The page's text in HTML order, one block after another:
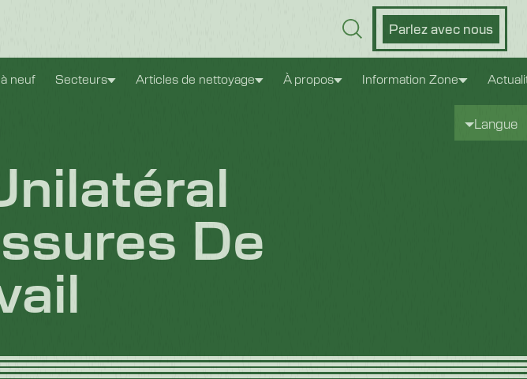
Parlez avec nous
neuf Secteurs Articles de nettoyage À propos Information Zone
Langue
De